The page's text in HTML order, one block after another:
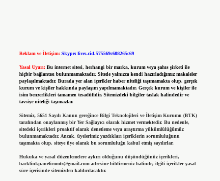
Reklam ve İletişim: Skype: live:.cid.575569c608265c69
Yasal Uyarı: Bu internet sitesi, herhangi bir marka, kurum veya şahıs şirketi ile
hiçbir bağlantısı bulunmamaktadır. Sitede yalnızca kendi hazırladığımız makaleler
paylaşılmaktadır. Burada yer alan içerikler haber niteliği taşımamakta olup, gerçek
kurum ve kişiler hakkında paylaşım yapılmamaktadır. Gerçek kurum ve kişiler ile
isim benzerlikleri tamamen tesadüfidir. Sitemizdeki bilgiler taslak halindedir ve
tavsiye niteliği taşımazlar.
Sitemiz, 5651 Sayılı Kanun gereğince Bilgi Teknolojileri ve İletişim Kurumu (BTK)
tarafından onaylanmış bir Yer Sağlayıcı olarak hizmet vermektedir. Bu nedenle,
sitedeki içerikleri proaktif olarak denetleme veya araştırma yükümlülüğümüz
bulunmamaktadır. Ancak, üyelerimiz yazdıkları içeriklerin sorumluluğunu
taşımakta olup, siteye üye olarak bu sorumluluğu kabul etmiş sayılırlar.
Hukuka ve yasal düzenlemelere aykırı olduğunu düşündüğünüz içerikleri,
backlinkpanelicomtr@gmail.comadresine bildirmeniz halinde, ilgili içerikler yasal
süre içerisinde sitemizden kaldırılacaktır.